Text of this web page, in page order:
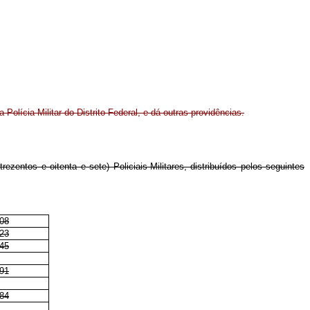
Polícia Militar do Distrito Federal, e dá outras providências.
e oitenta e sete) Policiais-Militares, distribuídos pelos seguintes